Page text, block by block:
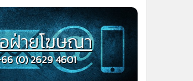
ฝ่ายโฆษณา
(0) 2629 4601